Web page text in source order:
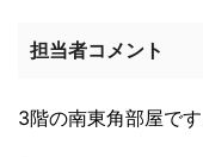
担当者コメント
3階の南東角部屋です